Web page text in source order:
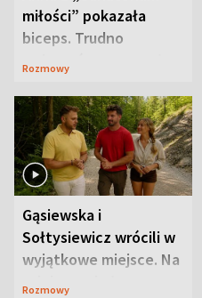
miłości” pokazała
biceps. Trudno
uwierzyć, co przeszła
Rozmowy
Gąsiewska i
Sołtysiewicz wrócili w
wyjątkowe miejsce. Na
szlaku czekał
Rozmowy